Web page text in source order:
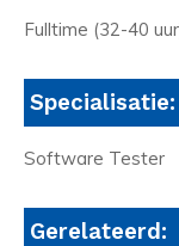
Fulltime (32-40
Specialisatie:
Software Tester
Gerelateerd: